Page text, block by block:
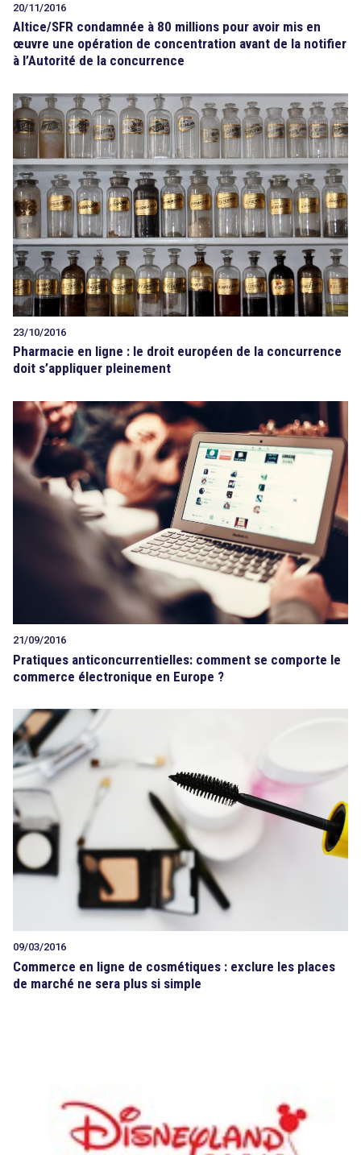
20/11/2016
Altice/SFR condamnée à 80 millions pour avoir mis en
œuvre une opération de concentration avant de la notifier
à l’Autorité de la concurrence
23/10/2016
Pharmacie en ligne : le droit européen de la concurrence
doit s’appliquer pleinement
21/09/2016
Pratiques anticoncurrentielles: comment se comporte le
commerce électronique en Europe ?
09/03/2016
Commerce en ligne de cosmétiques : exclure les places
de marché ne sera plus si simple